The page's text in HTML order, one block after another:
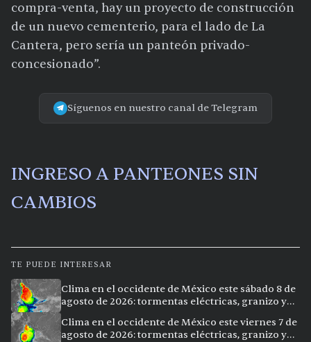
compra-venta, hay un proyecto de construcción
de un nuevo cementerio, para el lado de La
Cantera, pero sería un panteón privado-
concesionado”.
Síguenos en nuestro canal de Telegram
INGRESO A PANTEONES SIN
CAMBIOS
TE PUEDE INTERESAR
Clima en el occidente de México este sábado 8 de
agosto de 2026: tormentas eléctricas, granizo y
Clima en el occidente de México este viernes 7 de
agosto de 2026: tormentas eléctricas, granizo y